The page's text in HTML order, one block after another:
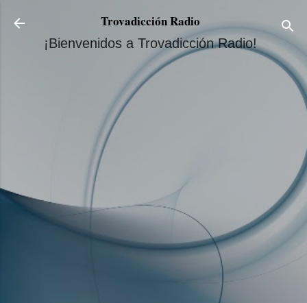
Ir al contenido principal
Trovadicción Radio
¡Bienvenidos a Trovadicción Radio!